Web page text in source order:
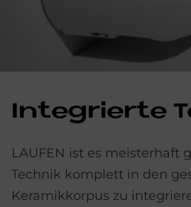
In­te­grier­te
LAUFEN ist es meisterhaft
Technik komplett in den
Keramikkorpus zu